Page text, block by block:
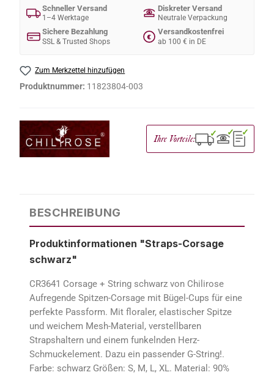
Schneller Versand
1–4 Werktage
Diskreter Versand
Neutrale Verpackung
Sichere Bezahlung
SSL & Trusted Shops
€
Versandkostenfrei
ab 100 € in DE
Zum Merkzettel hinzufügen
Produktnummer: 11823804-003
Ihre Vorteile: ✓ ✓ ✓
BESCHREIBUNG
Produktinformationen "Straps-Corsage
schwarz"
CR3641 Corsage + String schwarz von Chilirose
Aufregende Spitzen-Corsage mit Bügel-Cups für eine
perfekte Passform. Mit floraler, elastischer Spitze
und weichem Mesh-Material, verstellbaren
Strapshaltern und einem funkelnden Herz-
Schmuckelement. Dazu ein passender G-String!.
Farbe: schwarz Größen: S, M, L, XL. Material: 90%